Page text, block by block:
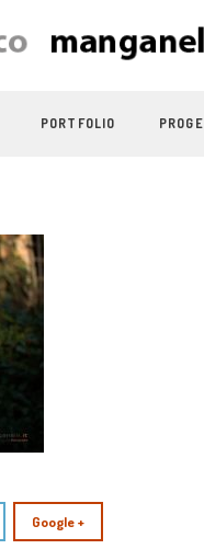
PORTFOLIO
Google +